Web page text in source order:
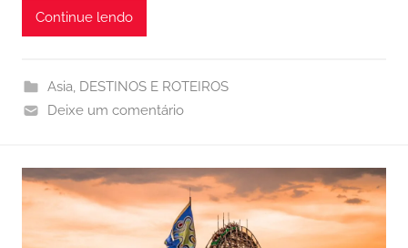
Continue lendo
Asia DESTINOS E ROTEIROS
Deixe um comentário